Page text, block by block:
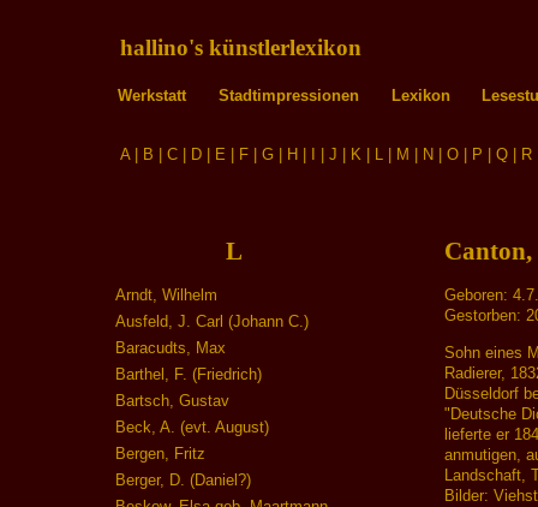
hallino's künstlerlexikon
Werkstatt Stadtimpressionen Lexikon
A| B C D E F G H J K L M N O P Q R
L
Arndt, Wilhelm
Ausfeld, J. Carl (Johann C.)
Baracudts, Max
Barthel, F. (Friedrich)
Bartsch, Gustav
Beck, A. (evt. August)
Bergen, Fritz
Berger, D. (Daniel?)
Geboren:
Gestorben:
Sohn eines
Radierer,
Düsseldorf
"Deutsche
lieferte er
anmutigen,
Landschaft,
Bilder: